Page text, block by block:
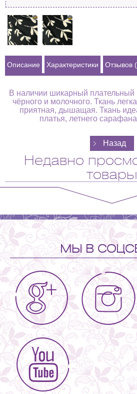
Описание Характеристики Отзывов
В наличии шикарный плательный
чёрного и молочного. Ткань
приятная, дышащая. Ткань
платья, летнего
Недавно
товары
МЫ В